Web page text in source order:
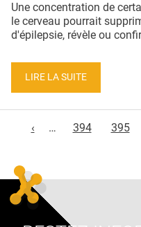
Une concentration de
le cerveau pourrait
d'épilepsie, révèle ou
LIRE LA SUITE
‹
… 394 395